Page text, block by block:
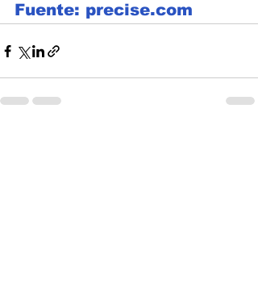
Fuente: precise.com